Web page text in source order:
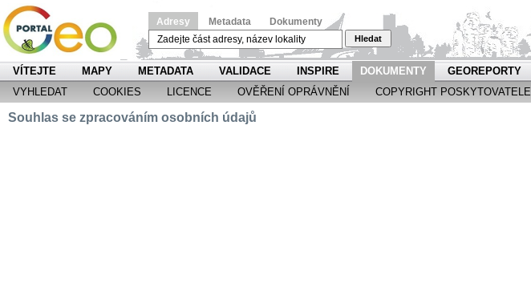
Adresy Metadata Dokumenty
Hledat
VÍTEJTE MAPY METADATA VALIDACE INSPIRE DOKUMENTY GEOREPORTY
VYHLEDAT
COOKIES LICENCE OVĚŘENÍ OPRÁVNĚNÍ COPYRIGHT POSKYTOVATELE
Souhlas se zpracováním osobních údajů